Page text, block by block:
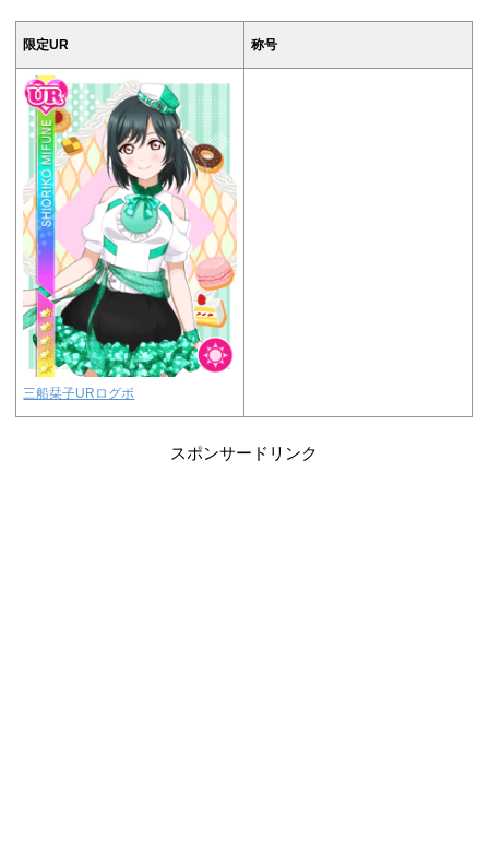
限定UR 称号
三船栞子URログボ
スポンサードリンク